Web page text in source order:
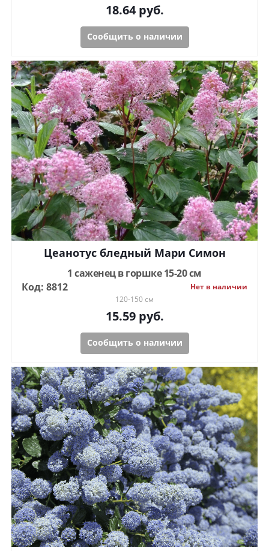
18.64руб.
Сообщить о наличии
Цеанотус бледный Мари Симон
1 саженец в горшке 15-20 см
Код: 8812
Нет в наличии
120-150 см
15.59руб.
Сообщить о наличии